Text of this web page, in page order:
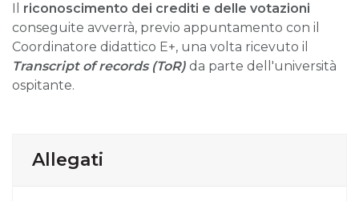
riconoscimento dei crediti e delle votazioni
conseguite avverrà, previo appuntamento con il
Coordinatore didattico E+, una volta ricevuto il
Transcript of records (ToR) da parte dell'università
ospitante.
Allegati